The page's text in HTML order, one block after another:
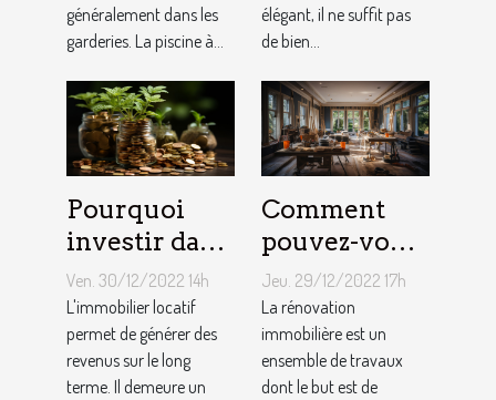
généralement dans les
garderies. La piscine à...
élégant, il ne suffit pas
de bien...
Pourquoi
investir dans
l'immobilier
?
Ven. 30/12/2022 14h
L'immobilier locatif
permet de générer des
revenus sur le long
terme. Il demeure un
Comment
pouvez-vous
faire une
rénovation
immobilière
?
Jeu. 29/12/2022 17h
La rénovation
immobilière est un
ensemble de travaux
dont le but est de